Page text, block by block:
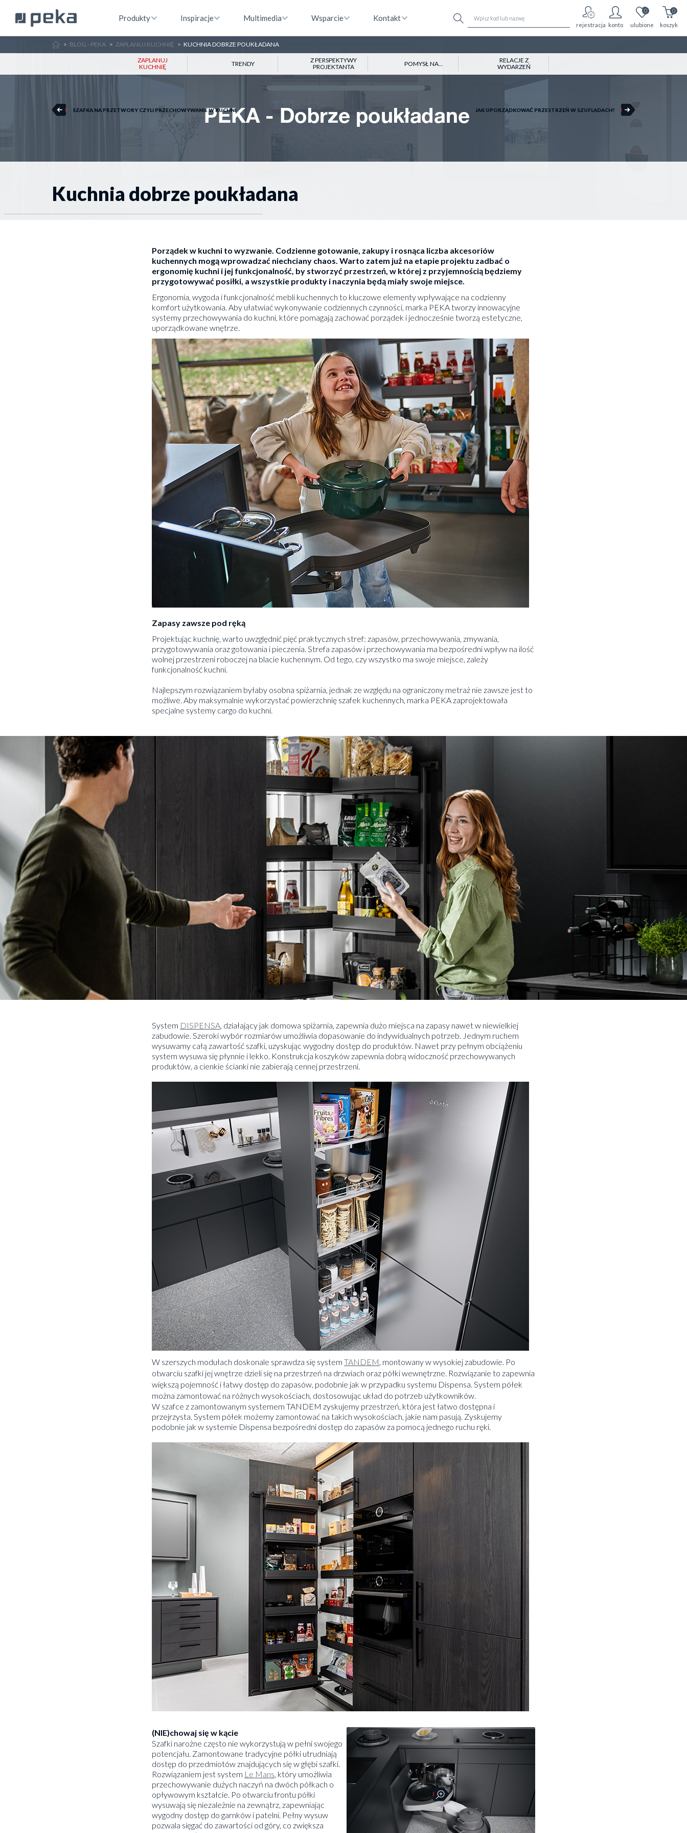
Produkty Inspiracje Multimedia Wsparcie Kontakt
rejestracja konto
0
ulubione
0
koszyk
HOMEBLOG - PEKA ZAPLANUJ KUCHNIĘ KUCHNIA DOBRZE POUKŁADANA
SZAFKA NA PRZETWORY CZYLI PRZECHOWYWANIE W KUCHNI JAK UPORZĄDKOWAĆ PRZESTRZEŃ W SZUFLADACH?
Kuchnia dobrze poukładana
ZAPLANUJ
KUCHNIĘ
TRENDY
Z PERSPEKTYWY
PROJEKTANTA
POMYSŁ NA...
RELACJE Z
WYDARZEŃ
Porządek w kuchni to wyzwanie. Codzienne gotowanie, zakupy i rosnąca liczba akcesoriów
kuchennych mogą wprowadzać niechciany chaos. Warto zatem już na etapie projektu zadbać o
ergonomię kuchni i jej funkcjonalność, by stworzyć przestrzeń, w której z przyjemnością będziemy
przygotowywać posiłki, a wszystkie produkty i naczynia będą miały swoje miejsce.
Ergonomia, wygoda i funkcjonalność mebli kuchennych to kluczowe elementy wpływające na codzienny
komfort użytkowania. Aby ułatwiać wykonywanie codziennych czynności, marka PEKA tworzy innowacyjne
systemy przechowywania do kuchni, które pomagają zachować porządek i jednocześnie tworzą estetyczne,
uporządkowane wnętrze.
Zapasy zawsze pod ręką
Projektując kuchnię, warto uwzględnić pięć praktycznych stref: zapasów, przechowywania, zmywania,
przygotowywania oraz gotowania i pieczenia. Strefa zapasów i przechowywania ma bezpośredni wpływ na ilość
wolnej przestrzeni roboczej na blacie kuchennym. Od tego, czy wszystko ma swoje miejsce, zależy
funkcjonalność kuchni.
Najlepszym rozwiązaniem byłaby osobna spiżarnia, jednak ze względu na ograniczony metraż nie zawsze jest to
możliwe. Aby maksymalnie wykorzystać powierzchnię szafek kuchennych, marka PEKA zaprojektowała
specjalne systemy cargo do kuchni.
System DISPENSA , działający jak domowa spiżarnia, zapewnia dużo miejsca na zapasy nawet w niewielkiej
zabudowie. Szeroki wybór rozmiarów umożliwia dopasowanie do indywidualnych potrzeb. Jednym ruchem
wysuwamy całą zawartość szafki, uzyskując wygodny dostęp do produktów. Nawet przy pełnym obciążeniu
system wysuwa się płynnie i lekko. Konstrukcja koszyków zapewnia dobrą widoczność przechowywanych
produktów, a cienkie ścianki nie zabierają cennej przestrzeni.
W szerszych modułach doskonale sprawdza się system TANDEM , montowany w wysokiej zabudowie. Po
otwarciu szafki jej wnętrze dzieli się na przestrzeń na drzwiach oraz półki wewnętrzne. Rozwiązanie to zapewnia
większą pojemność i łatwy dostęp do zapasów, podobnie jak w przypadku systemu Dispensa. System półek
można zamontować na różnych wysokościach, dostosowując układ do potrzeb użytkowników.
W szafce z zamontowanym systemem TANDEM zyskujemy przestrzeń, która jest łatwo dostępna i
przejrzysta. System półek możemy zamontować na takich wysokościach, jakie nam pasują. Zyskujemy
podobnie jak w systemie Dispensa bezpośredni dostęp do zapasów za pomocą jednego ruchu ręki.
(NIE)chowaj się w kącie
Szafki narożne często nie wykorzystują w pełni swojego
potencjału. Zamontowane tradycyjne półki utrudniają
dostęp do przedmiotów znajdujących się w głębi szafki.
Rozwiązaniem jest system Le Mans , który umożliwia
przechowywanie dużych naczyń na dwóch półkach o
opływowym kształcie. Po otwarciu frontu półki
wysuwają się niezależnie na zewnątrz, zapewniając
wygodny dostęp do garnków i patelni. Pełny wysuw
pozwala sięgać do zawartości od góry, co zwiększa